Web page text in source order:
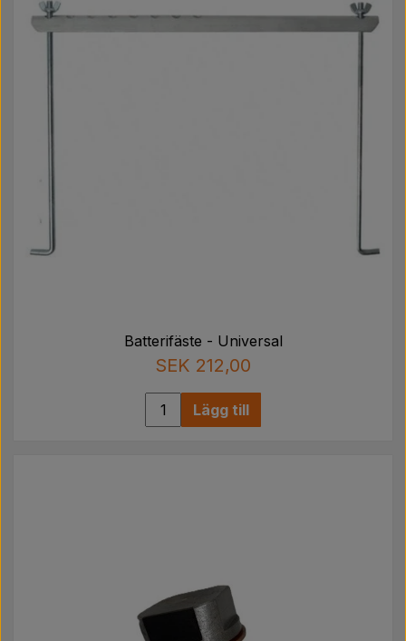
Batterifäste - Universal
SEK 212,00
Lägg till